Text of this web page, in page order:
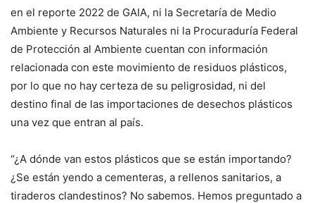
en el reporte 2022 de GAIA, ni la Secretaría de Medio
Ambiente y Recursos Naturales ni la Procuraduría Federal
de Protección al Ambiente cuentan con información
relacionada con este movimiento de residuos plásticos,
por lo que no hay certeza de su peligrosidad, ni del
destino final de las importaciones de desechos plásticos
una vez que entran al país.
“¿A dónde van estos plásticos que se están importando?
¿Se están yendo a cementeras, a rellenos sanitarios, a
tiraderos clandestinos? No sabemos. Hemos preguntado a